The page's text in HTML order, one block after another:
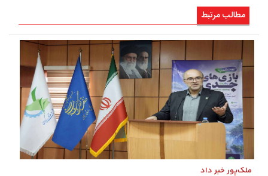
مطالب مرتبط
ملک‌پور خبر داد